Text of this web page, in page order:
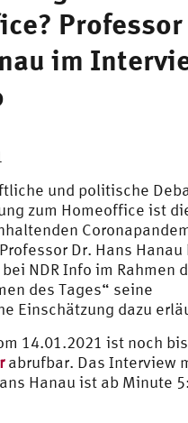
Professor
im
und politische
zum Homeoffice ist
Dr. Hans Hanau
NDR Info im Rahmen
des Tages“ seine
Einschätzung dazu
14.01.2021 ist noch bis
abrufbar. Das Interview
Hanau ist ab Minute